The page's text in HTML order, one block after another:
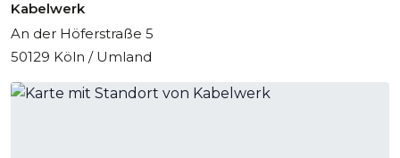
Kabelwerk
An der Höferstraße 5
50129 Köln / Umland